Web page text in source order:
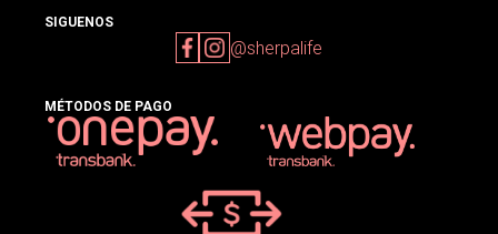
SIGUENOS
@sherpalife
MÉTODOS DE PAGO